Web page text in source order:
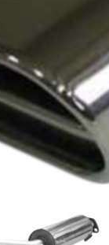
diesen Artikel